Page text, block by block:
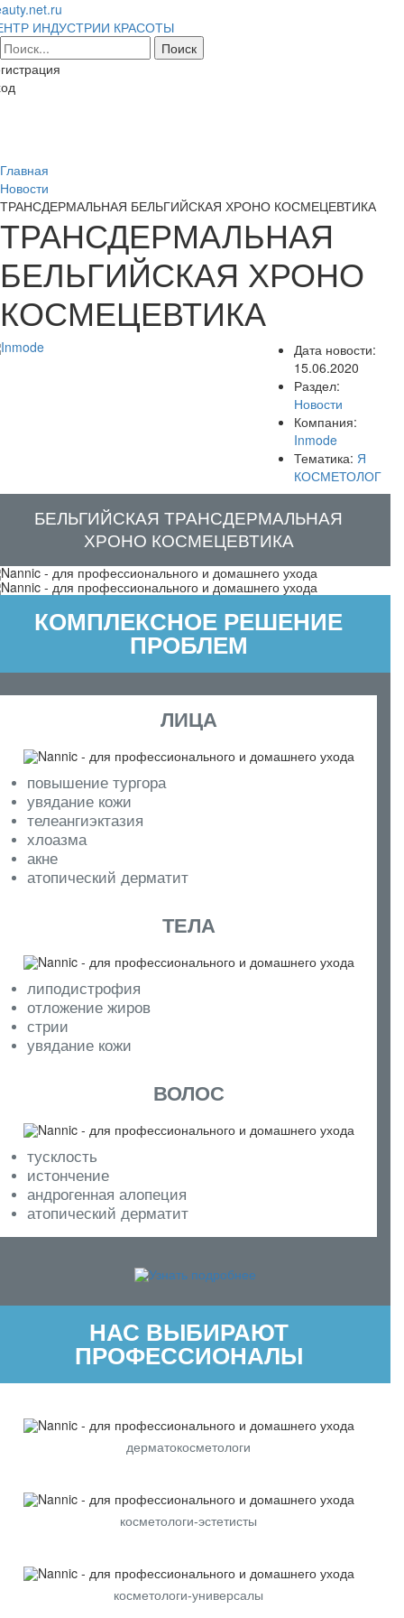
ИНДУСТРИИ КРАСОТЫ
Главная
Новости
ТРАНСДЕРМАЛЬНАЯ БЕЛЬГИЙСКАЯ ХРОНО КОСМЕЦЕВТИКА
ТРАНСДЕРМАЛЬНАЯ
БЕЛЬГИЙСКАЯ ХРОНО
КОСМЕЦЕВТИКА
Дата новости:
15.06.2020
Раздел:
Новости
Компания:
Inmode
Тематика: Я
КОСМЕТОЛОГ
БЕЛЬГИЙСКАЯ ТРАНСДЕРМАЛЬНАЯ
ХРОНО КОСМЕЦЕВТИКА
КОМПЛЕКСНОЕ РЕШЕНИЕ
ПРОБЛЕМ
ЛИЦА
повышение тургора
увядание кожи
телеангиэктазия
хлоазма
акне
атопический дерматит
ТЕЛА
липодистрофия
отложение жиров
стрии
увядание кожи
ВОЛОС
тусклость
истончение
андрогенная алопеция
атопический дерматит
НАС ВЫБИРАЮТ
ПРОФЕССИОНАЛЫ
дерматокосметологи
косметологи-эстетисты
косметологи-универсалы